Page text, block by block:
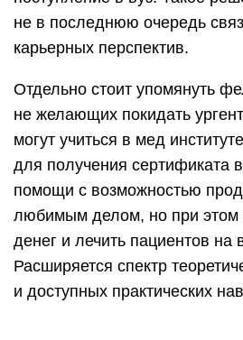
не в последнюю очередь
карьерных перспектив.
Отдельно стоит упомянуть
не желающих покидать
могут учиться в мед
для получения сертификата
помощи с возможностью
любимым делом, но при этом
денег и лечить пациентов на
Расширяется спектр
и доступных практических